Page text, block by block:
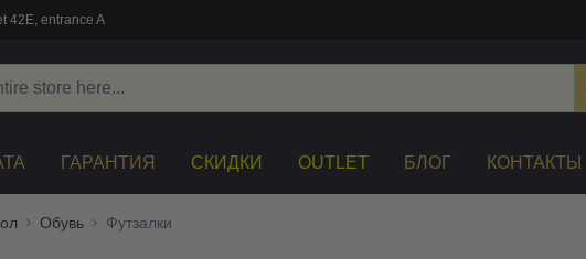
42E, entrance A
ГАРАНТИЯ СКИДКИ OUTLET БЛОГ КОНТАКТЫ
Обувь Футзалки